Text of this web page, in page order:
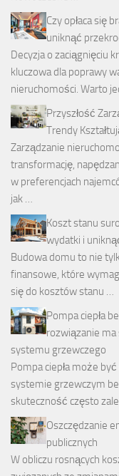
Czy opłaca się
uniknąć
Decyzja o zaciągnięciu
kluczowa dla poprawy
nieruchomości. Warto
Przyszłość
Trendy
Zarządzanie
transformację,
w preferencjach
jak …
Koszt stanu
wydatki i
Budowa domu to nie
finansowe, które
się do kosztów stanu …
Pompa ciepła
rozwiązanie ma
systemu grzewczego
Pompa ciepła może
systemie grzewczym
skuteczność często
Oszczędzanie
publicznych
W obliczu rosnących